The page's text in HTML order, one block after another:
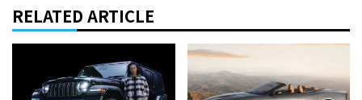
RELATED ARTICLE